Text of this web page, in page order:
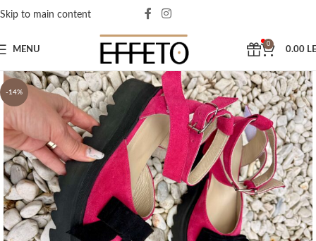
Skip to main content
MENU
0
0.00
-14%